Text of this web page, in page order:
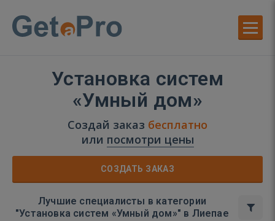
Установка систем
«Умный дом»
Создай заказ бесплатно
или посмотри цены
СОЗДАТЬ ЗАКАЗ
Лучшие специалисты в категории
"Установка систем «Умный дом»" в Лиепае